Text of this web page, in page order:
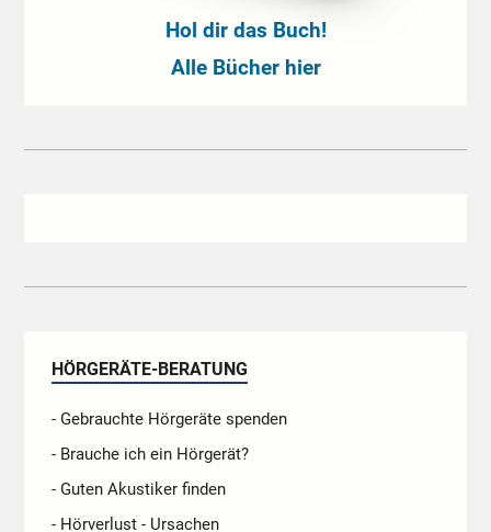
Hol dir das Buch!
Alle Bücher hier
HÖRGERÄTE-BERATUNG
- Gebrauchte Hörgeräte spenden
- Brauche ich ein Hörgerät?
- Guten Akustiker finden
- Hörverlust - Ursachen